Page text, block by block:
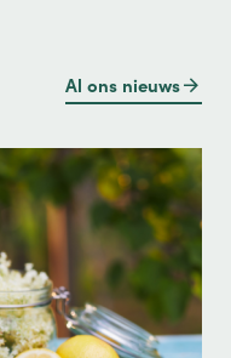
Al ons nieuws